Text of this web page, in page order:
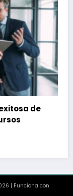
de
| Funciona con